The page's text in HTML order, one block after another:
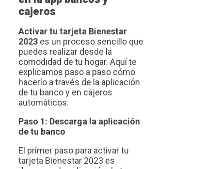
cajeros
Activar tu tarjeta Bienestar
2023 es un proceso sencillo que
puedes realizar desde la
comodidad de tu hogar. Aquí te
explicamos paso a paso cómo
hacerlo a través de la aplicación
de tu banco y en cajeros
automáticos.
Paso 1: Descarga la aplicación
de tu banco
El primer paso para activar tu
tarjeta Bienestar 2023 es